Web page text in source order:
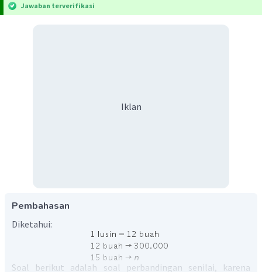
Jawaban terverifikasi
Iklan
Pembahasan
Diketahui:
Soal berikut adalah soal perbandingan senilai, karena